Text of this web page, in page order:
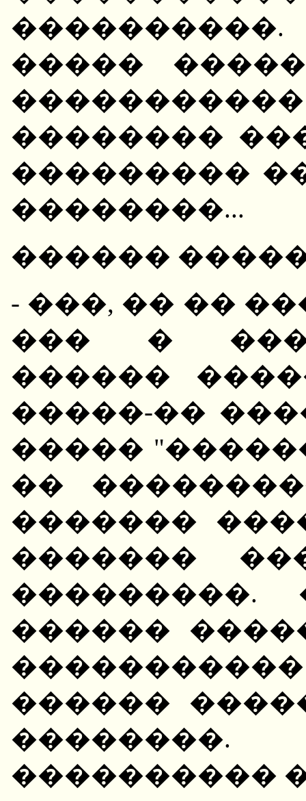
�����
��������
���������
��������...
������
- ���, �� ��
��� � ���
������
�����-��
�����
��
�������
�������
���������.
������
������
����������